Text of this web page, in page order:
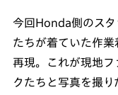
今回Honda側のス
たちが着ていた作
再現。これが現地フ
クたちと写真を撮